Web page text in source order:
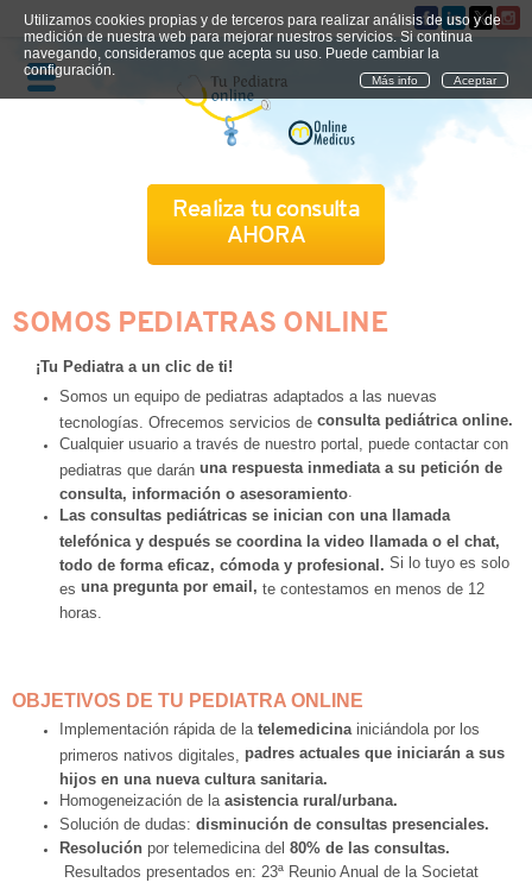
Utilizamos cookies propias y de terceros para realizar análisis de uso y de
medición de nuestra web para mejorar nuestros servicios. Si continua
navegando, consideramos que acepta su uso. Puede cambiar la
configuración.
Aceptar
Más info
Realiza tu consulta
AHORA
QUIÉNES SOMOS
CÓMO FUNCIONA
CUADRO MÉDICO
CONSULTAS FRECUENTES
CONTACTO
SOMOS PEDIATRAS ONLINE
¡Tu Pediatra a un clic de ti!
Somos un equipo de pediatras adaptados a las nuevas
tecnologías. Ofrecemos servicios de consulta pediátrica online.
Cualquier usuario a través de nuestro portal, puede contactar con
pediatras que darán una respuesta inmediata a su petición de
consulta, información o asesoramiento.
Las consultas pediátricas se inician con una llamada
telefónica y después se coordina la video llamada o el chat,
todo de forma eficaz, cómoda y profesional. Si lo tuyo es solo
es una pregunta por email, te contestamos en menos de 12
horas.
OBJETIVOS DE TU PEDIATRA ONLINE
Implementación rápida de la telemedicinainiciándola por los
primeros nativos digitales, padres actuales que iniciarán a sus
hijos en una nueva cultura sanitaria.
Homogeneización de la asistencia rural/urbana.
Solución de dudas: disminución de consultas presenciales.
Resolución por telemedicina del 80% de las consultas.
Resultados presentados en: 23ª Reunio Anual de la Societat